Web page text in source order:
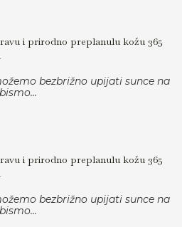
i prirodno preplanulu kožu 365
bezbrižno upijati sunce na
i prirodno preplanulu kožu 365
bezbrižno upijati sunce na